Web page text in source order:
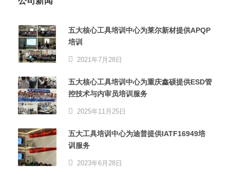
五大核心工具培训中心为莱尔新材提供APQP
培训
2021年7月28日
五大核心工具培训中心为重庆鑫硕提供ESD管
控技术与内审员培训服务
2025年11月25日
五大工具培训中心为迪普提供IATF16949培
训服务
2023年6月28日